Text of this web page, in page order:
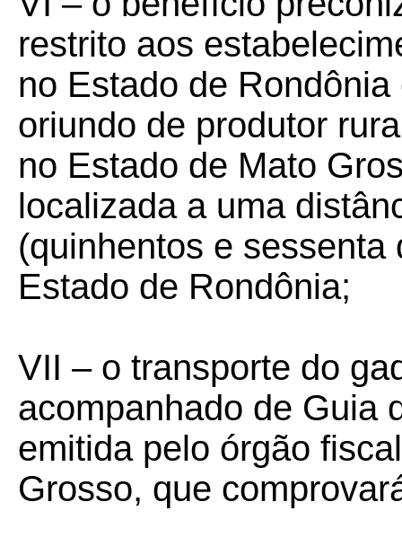
restrito aos
no Estado de
oriundo de produtor
no Estado de Mato
localizada a uma
(quinhentos e
Estado de Rondônia;
VII – o transporte do
acompanhado de Guia
emitida pelo órgão
Grosso, que